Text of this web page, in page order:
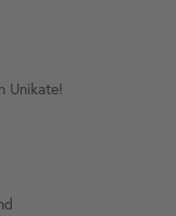
Unikate!